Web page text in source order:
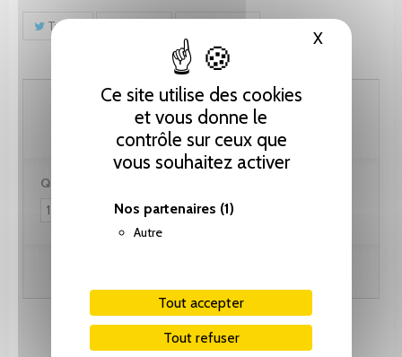
Ce site utilise des cookies
et vous donne le
contrôle sur ceux que
vous souhaitez activer
Nos partenaires (1)
Autre
Tout accepter
Tout refuser
XMasquer
Tweet
128.25 CHF
Quantité :